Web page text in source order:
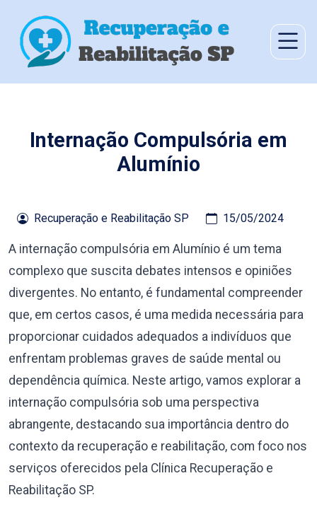
Internação Compulsória em
Alumínio
Recuperação e Reabilitação SP 15/05/2024
A internação compulsória em Alumínio é um tema
complexo que suscita debates intensos e opiniões
divergentes. No entanto, é fundamental compreender
que, em certos casos, é uma medida necessária para
proporcionar cuidados adequados a indivíduos que
enfrentam problemas graves de saúde mental ou
dependência química. Neste artigo, vamos explorar a
internação compulsória sob uma perspectiva
abrangente, destacando sua importância dentro do
contexto da recuperação e reabilitação, com foco nos
serviços oferecidos pela Clínica Recuperação e
Reabilitação SP.